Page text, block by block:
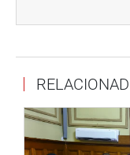
los lazos entre
dinamismo.
“Hay una
participar como
normalidad en las
que tienen una